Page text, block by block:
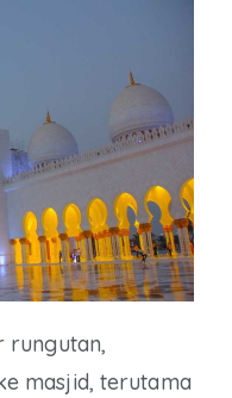
rungutan,
masjid, terutama